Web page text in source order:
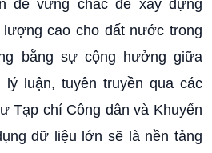
đề vững chắc để xây dựng
cao cho đất nước trong
bằng sự cộng hưởng giữa
luận, tuyên truyền qua các
Tạp chí Công dân và Khuyến
dữ liệu lớn sẽ là nền tảng